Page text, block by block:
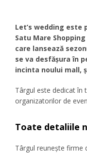
Let’s wedding
Satu Mare
care lansează
se va desfășura în
incinta noului mall,
Târgul este dedicat
organizatorilor de
Toate detaliile
Târgul reunește firme